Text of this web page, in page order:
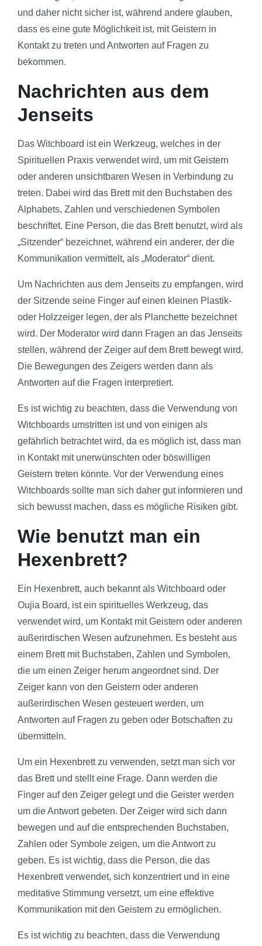
und daher nicht sicher ist, während andere glauben,
dass es eine gute Möglichkeit ist, mit Geistern in
Kontakt zu treten und Antworten auf Fragen zu
bekommen.
Nachrichten aus dem
Jenseits
Das Witchboard ist ein Werkzeug, welches in der
Spirituellen Praxis verwendet wird, um mit Geistern
oder anderen unsichtbaren Wesen in Verbindung zu
treten. Dabei wird das Brett mit den Buchstaben des
Alphabets, Zahlen und verschiedenen Symbolen
beschriftet. Eine Person, die das Brett benutzt, wird als
„Sitzender“ bezeichnet, während ein anderer, der die
Kommunikation vermittelt, als „Moderator“ dient.
Um Nachrichten aus dem Jenseits zu empfangen, wird
der Sitzende seine Finger auf einen kleinen Plastik-
oder Holzzeiger legen, der als Planchette bezeichnet
wird. Der Moderator wird dann Fragen an das Jenseits
stellen, während der Zeiger auf dem Brett bewegt wird.
Die Bewegungen des Zeigers werden dann als
Antworten auf die Fragen interpretiert.
Es ist wichtig zu beachten, dass die Verwendung von
Witchboards umstritten ist und von einigen als
gefährlich betrachtet wird, da es möglich ist, dass man
in Kontakt mit unerwünschten oder böswilligen
Geistern treten könnte. Vor der Verwendung eines
Witchboards sollte man sich daher gut informieren und
sich bewusst machen, dass es mögliche Risiken gibt.
Wie benutzt man ein
Hexenbrett?
Ein Hexenbrett, auch bekannt als Witchboard oder
Oujia Board, ist ein spirituelles Werkzeug, das
verwendet wird, um Kontakt mit Geistern oder anderen
außerirdischen Wesen aufzunehmen. Es besteht aus
einem Brett mit Buchstaben, Zahlen und Symbolen,
die um einen Zeiger herum angeordnet sind. Der
Zeiger kann von den Geistern oder anderen
außerirdischen Wesen gesteuert werden, um
Antworten auf Fragen zu geben oder Botschaften zu
übermitteln.
Um ein Hexenbrett zu verwenden, setzt man sich vor
das Brett und stellt eine Frage. Dann werden die
Finger auf den Zeiger gelegt und die Geister werden
um die Antwort gebeten. Der Zeiger wird sich dann
bewegen und auf die entsprechenden Buchstaben,
Zahlen oder Symbole zeigen, um die Antwort zu
geben. Es ist wichtig, dass die Person, die das
Hexenbrett verwendet, sich konzentriert und in eine
meditative Stimmung versetzt, um eine effektive
Kommunikation mit den Geistern zu ermöglichen.
Es ist wichtig zu beachten, dass die Verwendung